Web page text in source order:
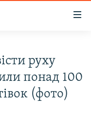
руху
понад 100
(фото)